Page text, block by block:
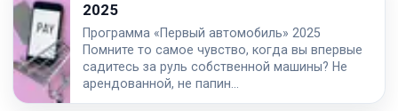
2025
Программа «Первый автомобиль» 2025
Помните то самое чувство, когда вы впервые
садитесь за руль собственной машины? Не
арендованной, не папин…